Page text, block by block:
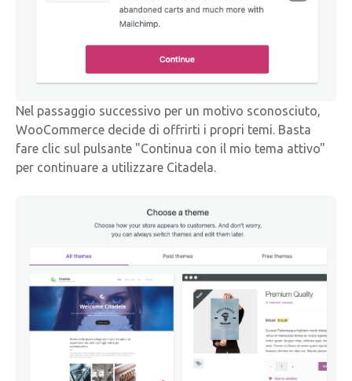
Nel passaggio successivo per un motivo sconosciuto,
WooCommerce decide di offrirti i propri temi. Basta
fare clic sul pulsante "Continua con il mio tema attivo"
per continuare a utilizzare Citadela.